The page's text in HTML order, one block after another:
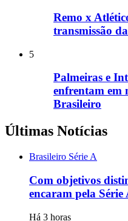
Remo x
transmissão
5
Palmeiras e
enfrentam em
Brasileiro
Últimas Notícias
Brasileiro Série A
Com objetivos
encaram pela
Há 3 horas